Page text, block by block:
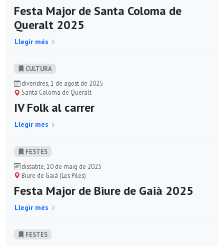
Festa Major de Santa Coloma de
Queralt 2025
Llegir més
CULTURA
divendres, 1 de agost de 2025
Santa Coloma de Queralt
IV Folk al carrer
Llegir més
FESTES
dissabte, 10 de maig de 2025
Biure de Gaià (Les Piles)
Festa Major de Biure de Gaià 2025
Llegir més
FESTES